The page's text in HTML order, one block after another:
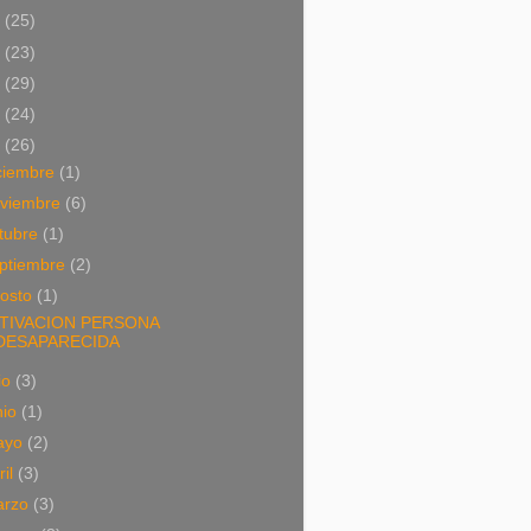
(25)
(23)
(29)
(24)
(26)
(1)
(6)
(1)
(2)
(1)
PERSONA
(3)
(1)
(2)
(3)
(3)